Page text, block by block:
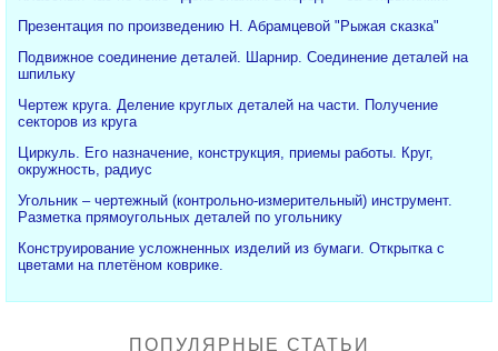
Презентация по произведению Н. Абрамцевой "Рыжая сказка"
Подвижное соединение деталей. Шарнир. Соединение деталей на
шпильку
Чертеж круга. Деление круглых деталей на части. Получение
секторов из круга
Циркуль. Его назначение, конструкция, приемы работы. Круг,
окружность, радиус
Угольник – чертежный (контрольно-измерительный) инструмент.
Разметка прямоугольных деталей по угольнику
Конструирование усложненных изделий из бумаги. Открытка с
цветами на плетёном коврике.
ПОПУЛЯРНЫЕ СТАТЬИ